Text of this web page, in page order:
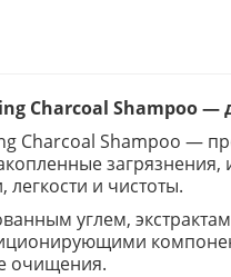
Charcoal Shampoo
Charcoal Shampoo —
и чистоты.
углем,
очищения.